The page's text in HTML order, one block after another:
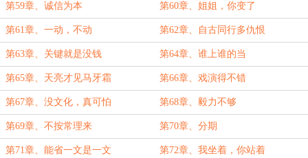
第59章、诚信为本 第60章、姐姐，你变了
第61章、一动，不动 第62章、自古同行多仇恨
第63章、关键就是没钱 第64章、谁上谁的当
第65章、天亮才见马牙霜 第66章、戏演得不错
第67章、没文化，真可怕 第68章、毅力不够
第69章、不按常理来 第70章、分期
第71章、能省一文是一文 第72章、我坐着，你站着